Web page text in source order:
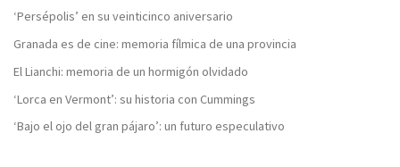
‘Persépolis’ en su veinticinco aniversario
Granada es de cine: memoria fílmica de una provincia
El Lianchi: memoria de un hormigón olvidado
‘Lorca en Vermont’: su historia con Cummings
‘Bajo el ojo del gran pájaro’: un futuro especulativo